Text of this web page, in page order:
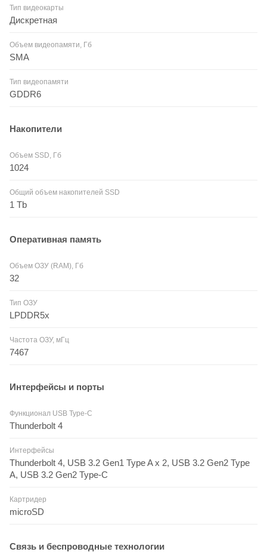
Тип видеокарты
Дискретная
Объем видеопамяти, Гб
SMA
Тип видеопамяти
GDDR6
Накопители
Объем SSD, Гб
1024
Общий объем накопителей SSD
1 Tb
Оперативная память
Объем ОЗУ (RAM), Гб
32
Тип ОЗУ
LPDDR5x
Частота ОЗУ, мГц
7467
Интерфейсы и порты
Функционал USB Type-C
Thunderbolt 4
Интерфейсы
Thunderbolt 4, USB 3.2 Gen1 Type A x 2, USB 3.2 Gen2 Type
A, USB 3.2 Gen2 Type-С
Картридер
microSD
Связь и беспроводные технологии